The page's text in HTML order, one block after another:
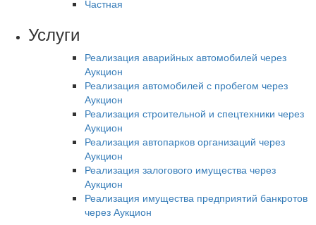
Частная
Услуги
Реализация аварийных автомобилей через
Аукцион
Реализация автомобилей с пробегом через
Аукцион
Реализация строительной и спецтехники через
Аукцион
Реализация автопарков организаций через
Аукцион
Реализация залогового имущества через
Аукцион
Реализация имущества предприятий банкротов
через Аукцион